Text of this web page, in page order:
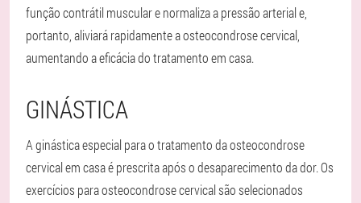
função contrátil muscular e normaliza a pressão arterial e,
portanto, aliviará rapidamente a osteocondrose cervical,
aumentando a eficácia do tratamento em casa.
GINÁSTICA
A ginástica especial para o tratamento da osteocondrose
cervical em casa é prescrita após o desaparecimento da dor. Os
exercícios para osteocondrose cervical são selecionados